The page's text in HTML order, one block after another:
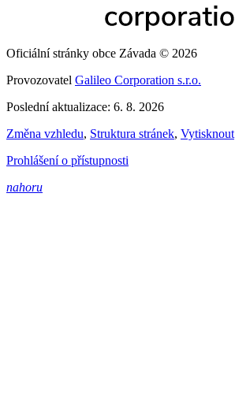
Oficiální stránky obce Závada © 2026
Provozovatel Galileo Corporation s.r.o.
Poslední aktualizace: 6. 8. 2026
Změna vzhledu, Struktura stránek, Vytisknout
Prohlášení o přístupnosti
nahoru